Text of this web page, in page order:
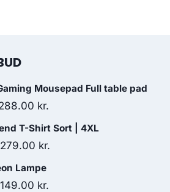
Mousepad Full table pad
was:
kr.
price
T-Shirt Sort | 4XL
Original
price
was:
279.00 kr.
Lampe
Original
149.00 kr.